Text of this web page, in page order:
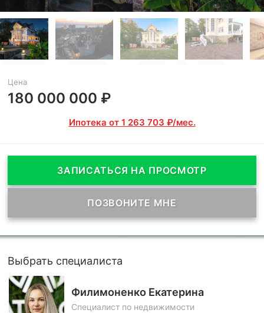
Цена
180 000 000 ₽
Ипотека от 1 263 703 ₽/мес.
ЗАПИСАТЬСЯ НА ПРОСМОТР
ПОЗВОНИТЕ МНЕ
Выбрать специалиста
Филимоненко Екатерина
Специалист по недвижимости